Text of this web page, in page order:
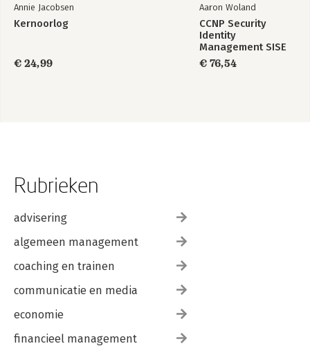
Annie Jacobsen
Kernoorlog
€ 24,99
Aaron Woland
CCNP Security
Identity
Management SISE
300-715 Official Cert
Guide
€ 76,54
Rubrieken
advisering
algemeen management
coaching en trainen
communicatie en media
economie
financieel management